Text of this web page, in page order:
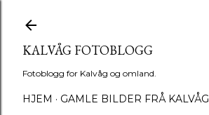
KALVÅG FOTOBLOGG
Fotoblogg for Kalvåg og omland.
HJEM GAMLE BILDER FRÅ KALVÅG